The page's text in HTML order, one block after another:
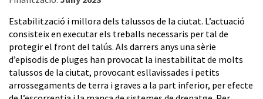
Estabilització i millora dels talussos de la ciutat. L’actuació
consisteix en executar els treballs necessaris per tal de
protegir el front del talús. Als darrers anys una sèrie
d’episodis de pluges han provocat la inestabilitat de molts
talussos de la ciutat, provocant esllavissades i petits
arrossegaments de terra i graves a la part inferior, per efecte